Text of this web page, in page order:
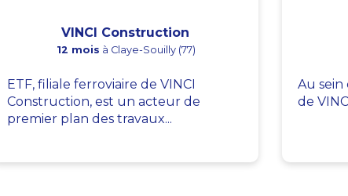
VINCI Construction
12 mois à Claye-Souilly (77)
ETF, filiale ferroviaire de VINCI
Construction, est un acteur de
premier plan des travaux...
Au sein
de